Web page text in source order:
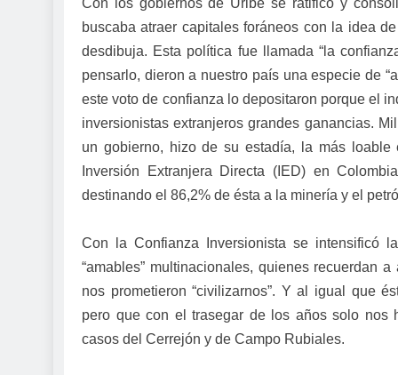
Con los gobiernos de Uribe se ratificó y
buscaba atraer capitales foráneos con la idea
desdibuja. Esta política fue llamada “la
pensarlo, dieron a nuestro país una especie de
este voto de confianza lo depositaron porque el
inversionistas extranjeros grandes ganancias.
un gobierno, hizo de su estadía, la más
Inversión Extranjera Directa (IED) en
destinando el 86,2% de ésta a la minería y el
Con la Confianza Inversionista se intensificó
“amables” multinacionales, quienes recuerdan
nos prometieron “civilizarnos”. Y al igual que
pero que con el trasegar de los años solo nos
casos del Cerrejón y de Campo Rubiales.